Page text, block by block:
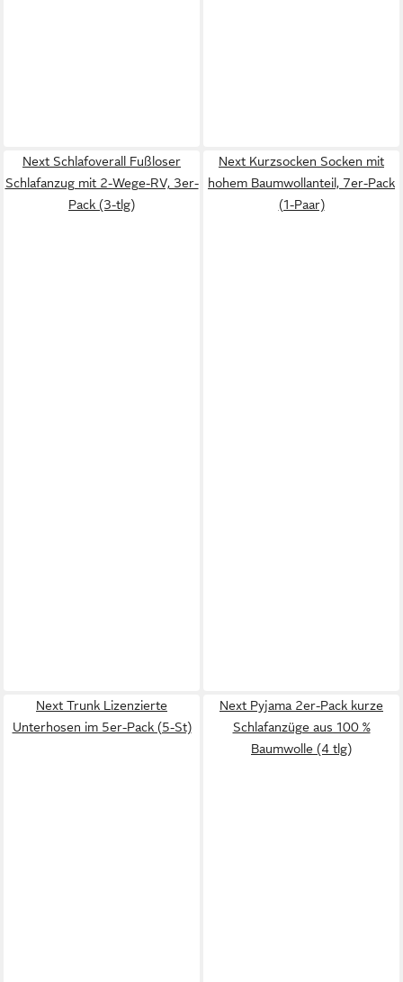
Next Schlafoverall Fußloser
Schlafanzug mit 2-Wege-RV, 3er-
Pack (3-tlg)
Next Kurzsocken Socken mit
hohem Baumwollanteil, 7er-Pack
(1-Paar)
Next Trunk Lizenzierte
Unterhosen im 5er-Pack (5-St)
Next Pyjama 2er-Pack kurze
Schlafanzüge aus 100 %
Baumwolle (4 tlg)